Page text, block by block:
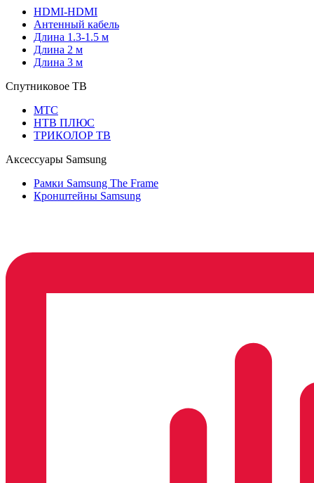
HDMI-HDMI
Антенный кабель
Длина 1.3-1.5 м
Длина 2 м
Длина 3 м
Спутниковое ТВ
МТС
НТВ ПЛЮС
ТРИКОЛОР ТВ
Аксессуары Samsung
Рамки Samsung The Frame
Кронштейны Samsung